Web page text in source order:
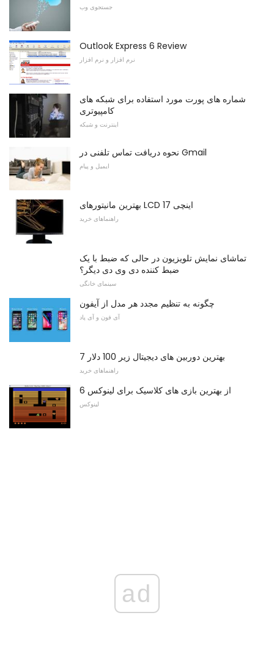
جستجوی وب
Outlook Express 6 Review
نرم افزار و نرم افزار
شماره های پورت مورد استفاده برای شبکه های
کامپیوتری
اینترنت و شبکه
نحوه دریافت تماس تلفنی در Gmail
ایمیل و پیام
بهترین مانیتورهای LCD 17 اینچی
راهنماهای خرید
تماشای نمایش تلویزیون در حالی که ضبط با یک
ضبط کننده دی وی دی دیگر؟
سینمای خانگی
چگونه به تنظیم مجدد هر مدل از آیفون
آی فون و آی پاد
7 بهترین دوربین های دیجیتال زیر 100 دلار
راهنماهای خرید
6 از بهترین بازی های کلاسیک برای لینوکس
لینوکس
ad